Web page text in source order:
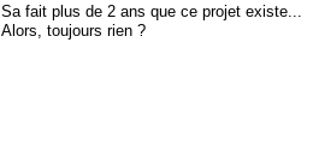
Sa fait plus de 2 ans que ce projet existe...
Alors, toujours rien ?